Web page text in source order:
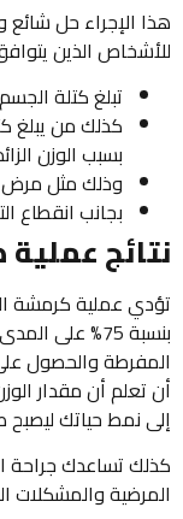
هذا الإجراء حل
للأشخاص الذين
تبلغ كتلة الجسم 40 أو أكثر.
بسبب الوزن
وذلك مثل مرض
بجانب انقطاع
نتائج
تؤدي عملية كرمشة
بنسبة 75%
المفرطة والحصول
أن تعلم أن مقدار
إلى نمط حياتك
كذلك تساعدك جراحة
المرضية والمشكلات